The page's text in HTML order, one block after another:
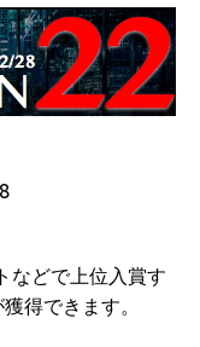
などで上位入賞す
得できます。